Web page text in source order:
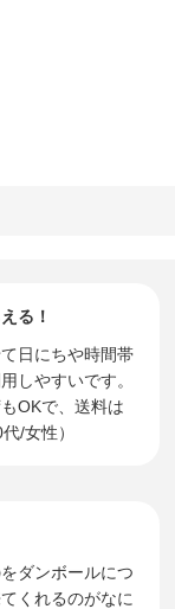
る！
日にちや時間帯
しやすいです。
OKで、送料は
/女性）
ダンボールにつ
くれるのがなに